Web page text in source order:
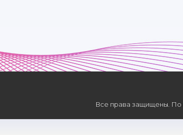
Все права защищены. По